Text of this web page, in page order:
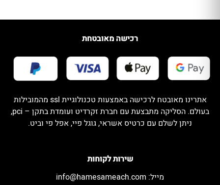
שירות לקוחות
מייל: info@hamesameach.com
רכישה מאובטחת
אתרינו מאובטח לרכישה באמצעות טכנולוגיית ssl מהמובילות
בעולם. הסליקה מתבצעת עם חברת זקרדיט ועומדת בתקן – pci,
ניתן לשלם עם כרטיס אשראי, גוגל פיי, אפל פי וביט.